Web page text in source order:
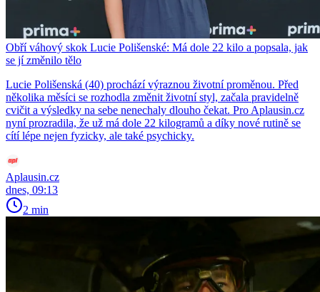
Obří váhový skok Lucie Polišenské: Má dole 22 kilo a popsala, jak
se jí změnilo tělo
Lucie Polišenská (40) prochází výraznou životní proměnou. Před
několika měsíci se rozhodla změnit životní styl, začala pravidelně
cvičit a výsledky na sebe nenechaly dlouho čekat. Pro Aplausin.cz
nyní prozradila, že už má dole 22 kilogramů a díky nové rutině se
cítí lépe nejen fyzicky, ale také psychicky.
Aplausin.cz
dnes, 09:13
2 min